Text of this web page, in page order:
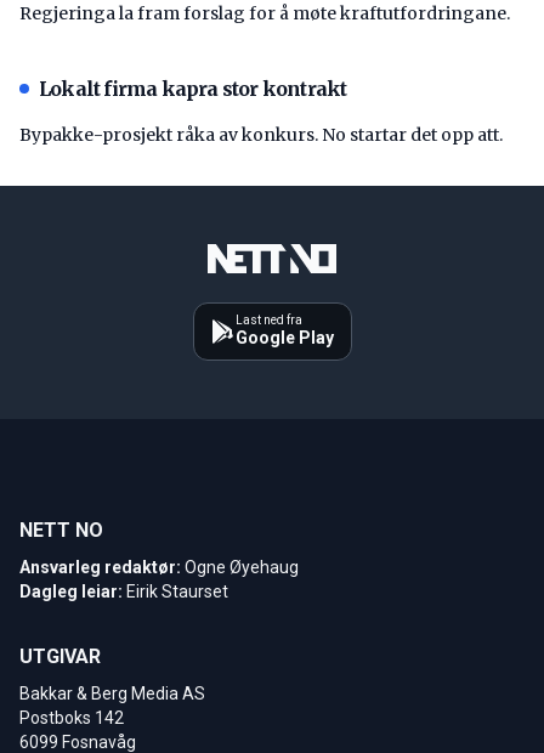
Regjeringa la fram forslag for å møte kraftutfordringane.
Lokalt firma kapra stor kontrakt
Bypakke-prosjekt råka av konkurs. No startar det opp att.
Last ned fra
Google Play
NETT NO
Ansvarleg redaktør: Ogne Øyehaug
Dagleg leiar: Eirik Staurset
UTGIVAR
Bakkar & Berg Media AS
Postboks 142
6099 Fosnavåg